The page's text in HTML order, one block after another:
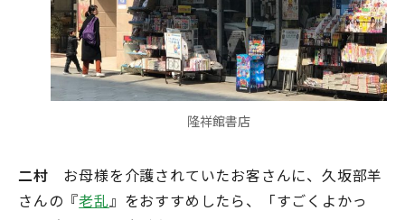
隆祥館書店
二村 お母様を介護されていたお客さんに、久坂部羊
さんの『老乱』をおすすめしたら、「すごくよかっ